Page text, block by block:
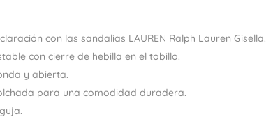
con las sandalias LAUREN Ralph Lauren Gisella.
con cierre de hebilla en el tobillo.
y abierta.
para una comodidad duradera.